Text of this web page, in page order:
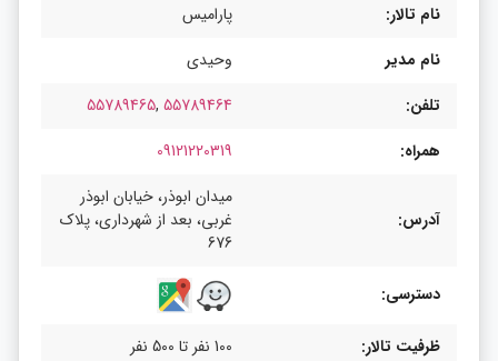
نام تالار:
پارامیس
نام مدیر
وحیدی
تلفن:
55789464
,
55789465
همراه:
09121220319
آدرس:
میدان ابوذر، خیابان ابوذر
غربی، بعد از شهرداری، پلاک
676
دسترسی:
ظرفیت تالار: 100 نفر تا 500 نفر